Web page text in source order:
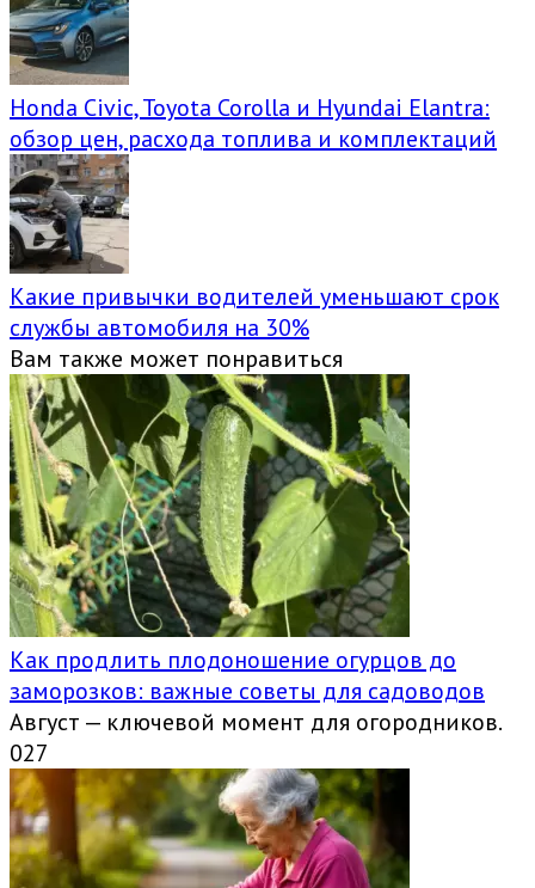
Honda Civic, Toyota Corolla и Hyundai Elantra:
обзор цен, расхода топлива и комплектаций
Какие привычки водителей уменьшают срок
службы автомобиля на 30%
Вам также может понравиться
Как продлить плодоношение огурцов до
заморозков: важные советы для садоводов
Август — ключевой момент для огородников.
027